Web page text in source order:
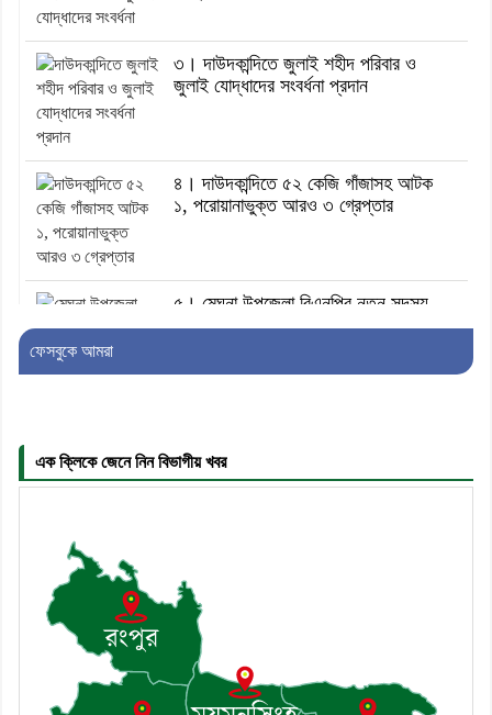
৩। দাউদকান্দিতে জুলাই শহীদ পরিবার ও
জুলাই যোদ্ধাদের সংবর্ধনা প্রদান
৪। দাউদকান্দিতে ৫২ কেজি গাঁজাসহ আটক
১, পরোয়ানাভুক্ত আরও ৩ গ্রেপ্তার
৫। মেঘনা উপজেলা বিএনপির নতুন সদস্য
সচিব হলেন সালাউদ্দিন সরকার
কমিটির মাসিক সভা অনুষ্ঠিত
৮। দাউদকান্দিতে মুচি সম্প্রদায়ের খোঁজখবর
নিলেন ড. খন্দকার মারুফ হোসেন
ফেসবুকে আমরা
এক ক্লিকে জেনে নিন বিভাগীয় খবর